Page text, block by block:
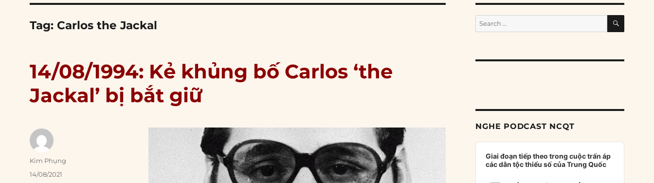
Tag: Carlos the Jackal
14/08/1994: Kẻ khủng bố Carlos ‘the
Jackal’ bị bắt giữ
Author
Kim Phụng
Posted
14/08/2021
Search
for:
SEARCH
NGHE PODCAST NCQT
Audio
Player
Giai đoạn tiếp theo trong cuộc trấn áp
các dân tộc thiểu số của Trung Quốc